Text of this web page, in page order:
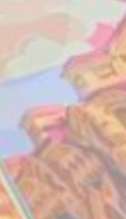
речи «IntelRG-